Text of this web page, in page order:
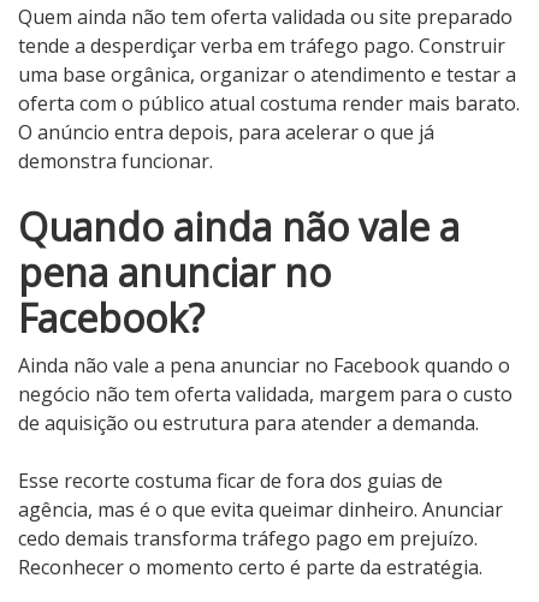
Quem ainda não tem oferta validada ou site preparado
tende a desperdiçar verba em tráfego pago. Construir
uma base orgânica, organizar o atendimento e testar a
oferta com o público atual costuma render mais barato.
O anúncio entra depois, para acelerar o que já
demonstra funcionar.
Quando ainda não vale a
pena anunciar no
Facebook?
Ainda não vale a pena anunciar no Facebook quando o
negócio não tem oferta validada, margem para o custo
de aquisição ou estrutura para atender a demanda.
Esse recorte costuma ficar de fora dos guias de
agência, mas é o que evita queimar dinheiro. Anunciar
cedo demais transforma tráfego pago em prejuízo.
Reconhecer o momento certo é parte da estratégia.